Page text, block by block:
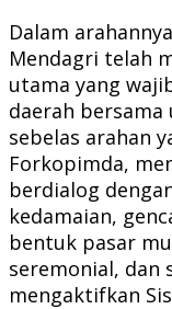
Dalam
Mendagri telah
utama yang
daerah bersama
sebelas arahan
Forkopimda,
berdialog
kedamaian,
bentuk pasar
seremonial, dan
mengaktifkan